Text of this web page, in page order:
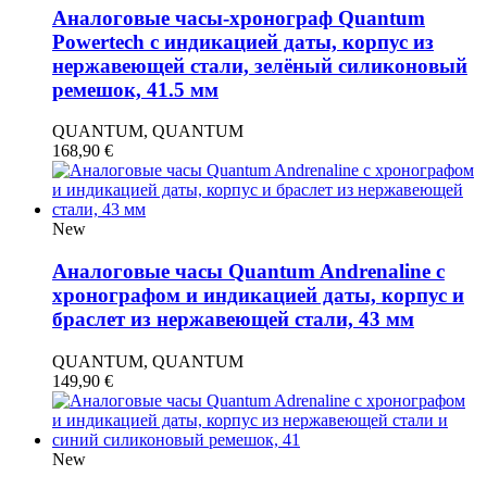
Аналоговые часы-хронограф Quantum
Powertech с индикацией даты, корпус из
нержавеющей стали, зелёный силиконовый
ремешок, 41.5 мм
QUANTUM, QUANTUM
168,90 €
New
Аналоговые часы Quantum Andrenaline с
хронографом и индикацией даты, корпус и
браслет из нержавеющей стали, 43 мм
QUANTUM, QUANTUM
149,90 €
New